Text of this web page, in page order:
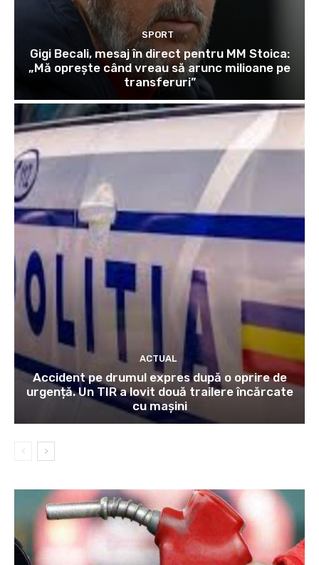
SPORT
Gigi Becali, mesaj în direct pentru MM Stoica:
„Mă oprește când vreau să arunc milioane pe
transferuri”
ACTUAL
Accident pe drumul expres după o oprire de
urgență. Un TIR a lovit două trailere încărcate
cu mașini